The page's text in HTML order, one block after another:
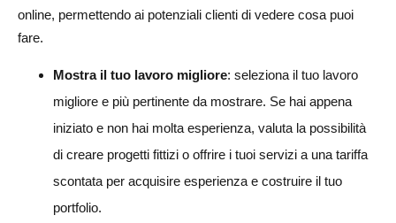
online, permettendo ai potenziali clienti di vedere cosa puoi
fare.
Mostra il tuo lavoro migliore: seleziona il tuo lavoro
migliore e più pertinente da mostrare. Se hai appena
iniziato e non hai molta esperienza, valuta la possibilità
di creare progetti fittizi o offrire i tuoi servizi a una tariffa
scontata per acquisire esperienza e costruire il tuo
portfolio.